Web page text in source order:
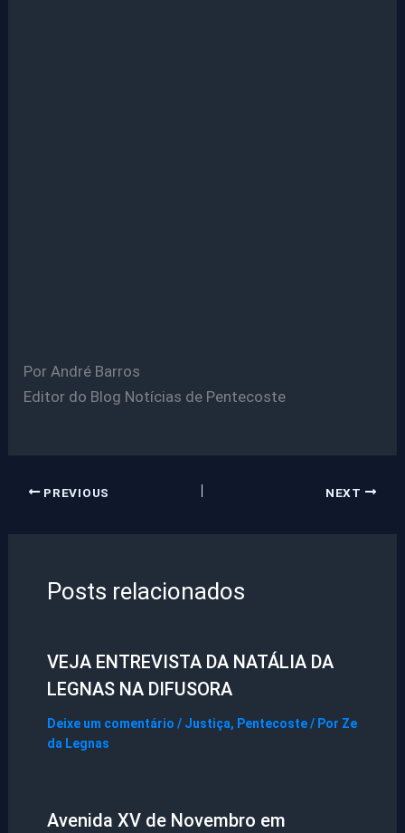
Por André Barros
Editor do Blog Notícias de Pentecoste
PREVIOUS NEXT
Posts relacionados
VEJA ENTREVISTA DA NATÁLIA DA
LEGNAS NA DIFUSORA
Deixe um comentário / Justiça, Pentecoste/ Por Ze
da Legnas
Avenida XV de Novembro em